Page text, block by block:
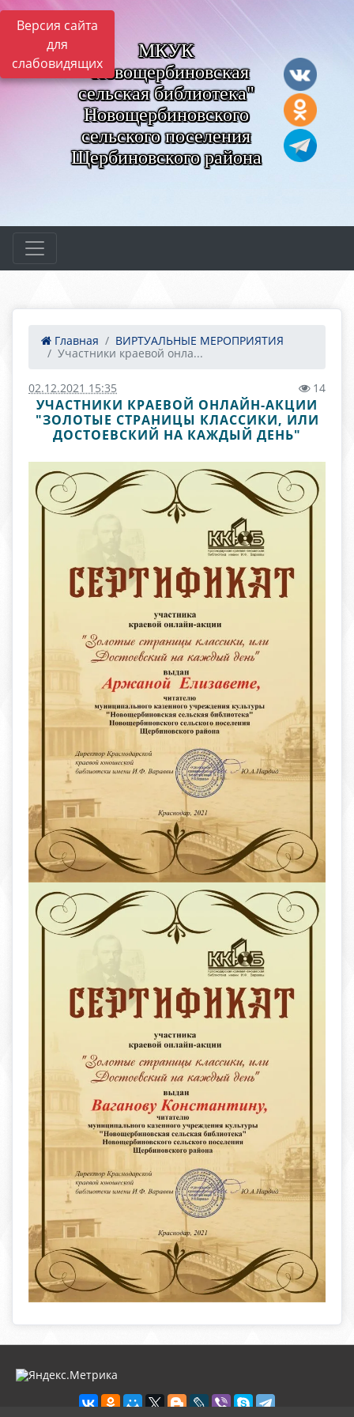
Версия сайта
для
слабовидящих
МКУК
"Новощербиновская
сельская библиотека"
Новощербиновского
сельского поселения
Щербиновского района
Главная
ВИРТУАЛЬНЫЕ МЕРОПРИЯТИЯ
Участники краевой онла...
02.12.2021 15:35 14
УЧАСТНИКИ КРАЕВОЙ ОНЛАЙН-АКЦИИ
"ЗОЛОТЫЕ СТРАНИЦЫ КЛАССИКИ, ИЛИ
ДОСТОЕВСКИЙ НА КАЖДЫЙ ДЕНЬ"